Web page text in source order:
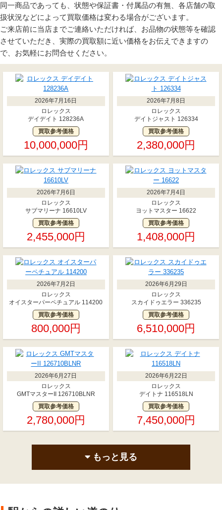
同一商品であっても、状態や保証書・付属品の有無、各店舗の取
扱状況などによって買取価格は変わる場合がございます。
ご来店前に当店までご連絡いただければ、お品物の状態等を確認
させていただき、実際の買取額に近い価格をお伝えできますの
で、お気軽にお問合せください。
2026年7月16日
ロレックス
デイデイト 128236A
買取参考価格
10,000,000円
2026年7月8日
ロレックス
デイトジャスト 126334
買取参考価格
2,380,000円
2026年7月6日
ロレックス
サブマリーナ 16610LV
買取参考価格
2,455,000円
2026年7月4日
ロレックス
ヨットマスター 16622
買取参考価格
1,408,000円
2026年7月2日
ロレックス
オイスターパーペチュアル 114200
買取参考価格
800,000円
2026年6月29日
ロレックス
スカイドゥエラー 336235
買取参考価格
6,510,000円
2026年6月27日
ロレックス
GMTマスターII 126710BLNR
買取参考価格
2,780,000円
2026年6月22日
ロレックス
デイトナ 116518LN
買取参考価格
7,450,000円
もっと見る